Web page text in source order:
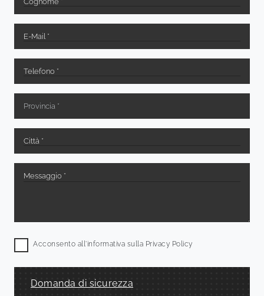
Acconsento all'informativa sulla Privacy Policy
Domanda di sicurezza